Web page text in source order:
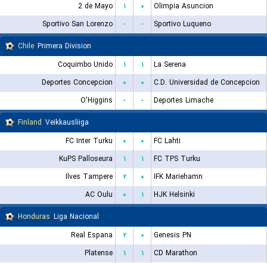
2 de Mayo
۱ ۰
Olimpia Asuncion
Sportivo San Lorenzo
- -
Sportivo Luqueno
Chile Primera Division
Coquimbo Unido
۱ ۱
La Serena
Deportes Concepcion
۰ ۰
C.D. Universidad de Concepcion
O'Higgins
- -
Deportes Limache
Finland Veikkausliiga
FC Inter Turku
۰ ۰
FC Lahti
KuPS Palloseura
۱ ۱
FC TPS Turku
Ilves Tampere
۲ ۰
IFK Mariehamn
AC Oulu
۰ ۱
HJK Helsinki
Honduras Liga Nacional
Real Espana
۲ ۰
Genesis PN
Platense
۱ ۱
CD Marathon